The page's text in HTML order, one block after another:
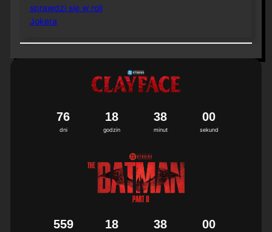
sprawdzi się w roli
Jokera
dni
76
godzin
18
minut
38
sekund
00
559 18 38 00